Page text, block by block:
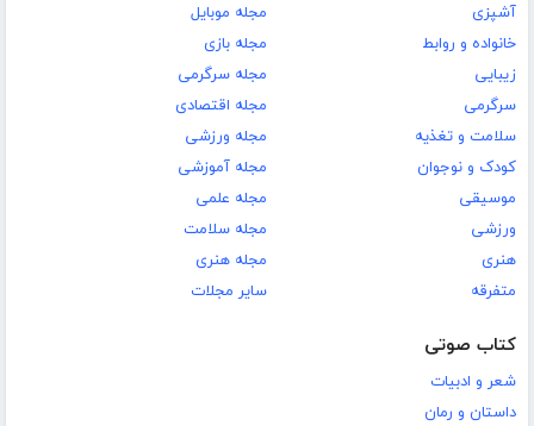
آشپزی
خانواده و روابط
زیبایی
سرگرمی
سلامت و تغذیه
کودک و نوجوان
موسیقی
ورزشی
هنری
متفرقه
مجله موبایل
مجله بازی
مجله سرگرمی
مجله اقتصادی
مجله ورزشی
مجله آموزشی
مجله علمی
مجله سلامت
مجله هنری
سایر مجلات
کتاب صوتی
شعر و ادبیات
داستان و رمان